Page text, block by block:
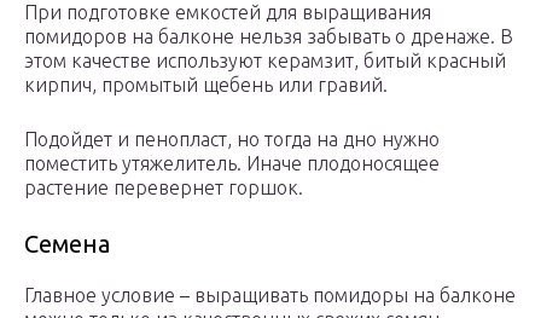
При подготовке емкостей для выращивания
помидоров на балконе нельзя забывать о дренаже. В
этом качестве используют керамзит, битый красный
кирпич, промытый щебень или гравий.
Подойдет и пенопласт, но тогда на дно нужно
поместить утяжелитель. Иначе плодоносящее
растение перевернет горшок.
Семена
Главное условие – выращивать помидоры на балконе